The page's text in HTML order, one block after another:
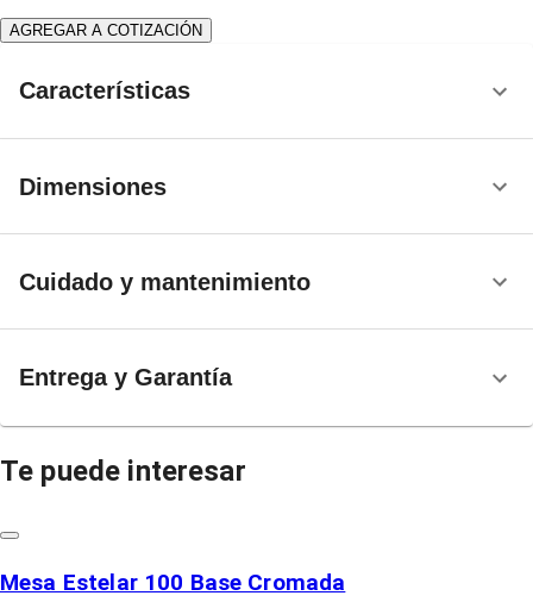
AGREGAR A COTIZACIÓN
Características
Dimensiones
Cuidado y mantenimiento
Entrega y Garantía
Te puede interesar
Mesa Estelar 100 Base Cromada